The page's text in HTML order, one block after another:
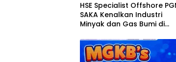
HSE Specialist Offshore
SAKA Kenalkan Industri
Minyak dan Gas Bumi di